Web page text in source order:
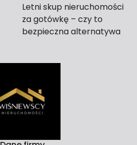
Letni skup nieruchomości
za gotówkę – czy to
bezpieczna alternatywa